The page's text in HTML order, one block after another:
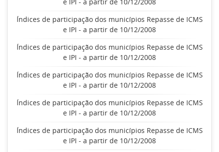
Índices de participação dos municípios Repasse de ICMS
e IPI - a partir de 10/12/2008
Índices de participação dos municípios Repasse de ICMS
e IPI - a partir de 10/12/2008
Índices de participação dos municípios Repasse de ICMS
e IPI - a partir de 10/12/2008
Índices de participação dos municípios Repasse de ICMS
e IPI - a partir de 10/12/2008
Índices de participação dos municípios Repasse de ICMS
e IPI - a partir de 10/12/2008